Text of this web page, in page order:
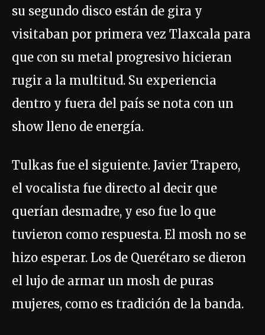
su segundo disco están de gira y
visitaban por primera vez Tlaxcala para
que con su metal progresivo hicieran
rugir a la multitud. Su experiencia
dentro y fuera del país se nota con un
show lleno de energía.
Tulkas fue el siguiente. Javier Trapero,
el vocalista fue directo al decir que
querían desmadre, y eso fue lo que
tuvieron como respuesta. El mosh no se
hizo esperar. Los de Querétaro se dieron
el lujo de armar un mosh de puras
mujeres, como es tradición de la banda.